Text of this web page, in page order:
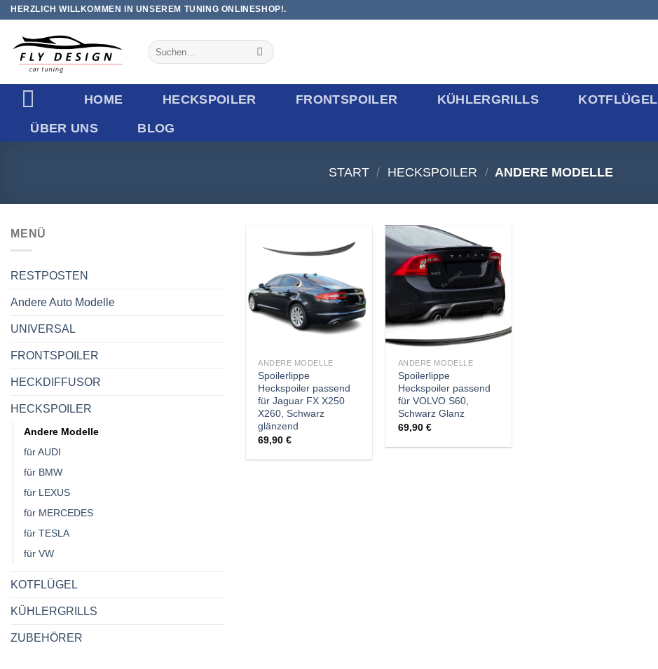
Zum
springen
HERZLICH WILLKOMMEN IN UNSEREM TUNING ONLINESHOP!.
Suchen
nach:
HOME HECKSPOILER FRONTSPOILER KÜHLERGRILLS KOTFLÜGEL
ÜBER UNS BLOG
START / HECKSPOILER / ANDERE MODELLE
MENÜ
RESTPOSTEN
Andere Auto Modelle
UNIVERSAL
FRONTSPOILER
HECKDIFFUSOR
HECKSPOILER
Andere Modelle
für AUDI
für BMW
für LEXUS
für MERCEDES
für TESLA
für VW
KOTFLÜGEL
KÜHLERGRILLS
ZUBEHÖRER
ANDERE MODELLE
Spoilerlippe
Heckspoiler passend
für Jaguar FX X250
X260, Schwarz
glänzend
69,90€
ANDERE MODELLE
Spoilerlippe
Heckspoiler passend
für VOLVO S60,
Schwarz Glanz
69,90 €